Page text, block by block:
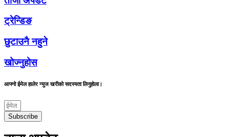
ट्रेन्डिङ
छुटाउनै नहुने
खोज्नुहोस
आफ्नो ईमेल हालेर न्युज खरीको सदस्यता लिनुहोला।
Subscribe